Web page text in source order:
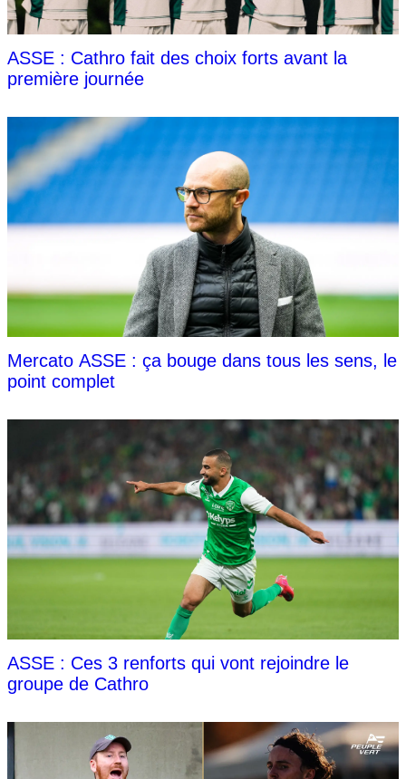
ASSE : Cathro fait des choix forts avant la
première journée
Mercato ASSE : ça bouge dans tous les sens, le
point complet
ASSE : Ces 3 renforts qui vont rejoindre le
groupe de Cathro